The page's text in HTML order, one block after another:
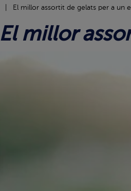
El millor assortit de gelats per a un
El millor